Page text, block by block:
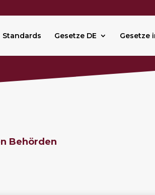
Standards Gesetze DE Gesetze
Behörden